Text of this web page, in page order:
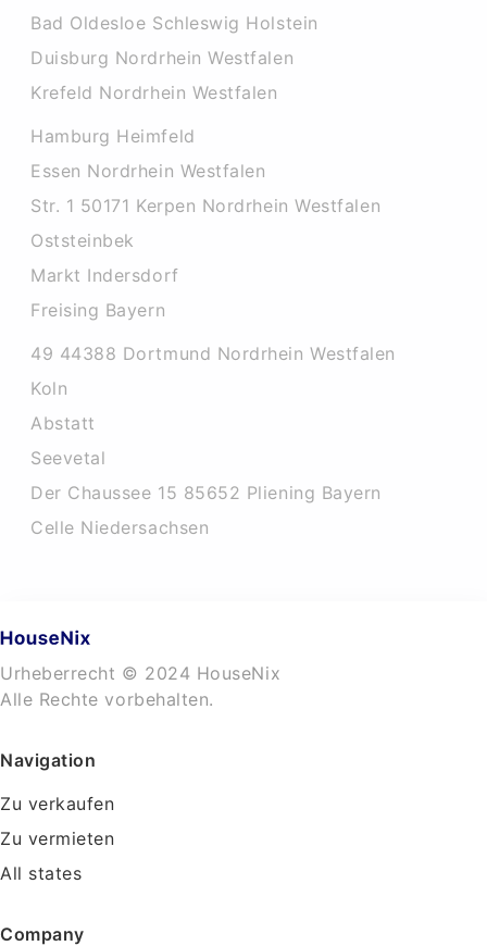
Bad Oldesloe Schleswig Holstein
Duisburg Nordrhein Westfalen
Krefeld Nordrhein Westfalen
Hamburg Heimfeld
Essen Nordrhein Westfalen
Str. 1 50171 Kerpen Nordrhein Westfalen
Oststeinbek
Markt Indersdorf
Freising Bayern
49 44388 Dortmund Nordrhein Westfalen
Koln
Abstatt
Seevetal
Der Chaussee 15 85652 Pliening Bayern
Celle Niedersachsen
Urheberrecht © 2024 HouseNix
Alle Rechte vorbehalten.
Navigation
Zu verkaufen
Zu vermieten
All states
Company